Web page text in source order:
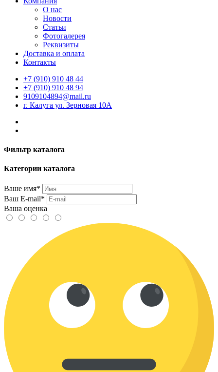
О нас
Новости
Статьи
Фотогалерея
Реквизиты
Доставка и оплата
Контакты
+7 (910) 910 48 44
+7 (910) 910 48 94
9109104894@mail.ru
г. Калуга ул. Зерновая 10А
Фильтр каталога
Категории каталога
Ваше имя*
Ваш E-mail*
Ваша оценка